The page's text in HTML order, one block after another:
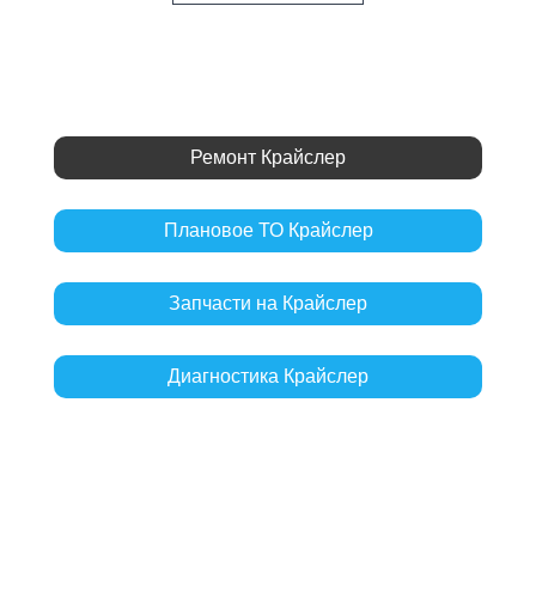
Ремонт Крайслер
Плановое ТО Крайслер
Запчасти на Крайслер
Диагностика Крайслер